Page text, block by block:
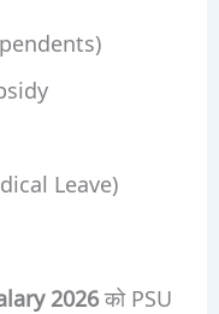
Leave)
2026को PSU